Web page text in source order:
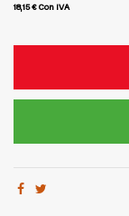
18,15 €Con IVA